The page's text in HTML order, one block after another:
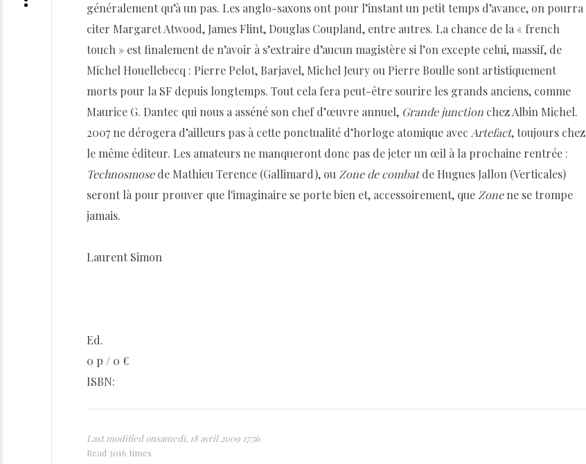
généralement qu’à un pas. Les anglo-saxons ont pour l’instant un petit temps d’avance, on pourra
citer Margaret Atwood, James Flint, Douglas Coupland, entre autres. La chance de la « french
touch » est finalement de n’avoir à s’extraire d’aucun magistère si l’on excepte celui, massif, de
Michel Houellebecq : Pierre Pelot, Barjavel, Michel Jeury ou Pierre Boulle sont artistiquement
morts pour la SF depuis longtemps. Tout cela fera peut-être sourire les grands anciens, comme
Maurice G. Dantec qui nous a asséné son chef d’œuvre annuel, Grande junction chez Albin Michel.
2007 ne dérogera d’ailleurs pas à cette ponctualité d’horloge atomique avec Artefact, toujours chez
le même éditeur. Les amateurs ne manqueront donc pas de jeter un œil à la prochaine rentrée :
Technosmosede Mathieu Terence (Gallimard), ou Zone de combatde Hugues Jallon (Verticales)
seront là pour prouver que l'imaginaire se porte bien et, accessoirement, que Zonene se trompe
jamais.
Laurent Simon
Ed.
0 p / 0 €
ISBN:
Last modified onsamedi, 18 avril 2009 17:56
Read 3016 times